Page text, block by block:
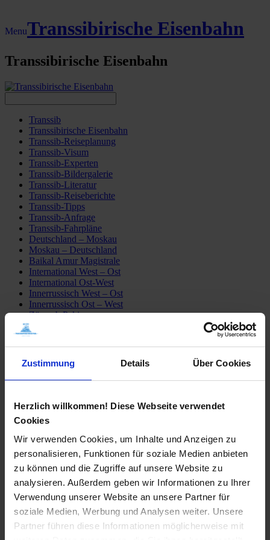
Zustimmung Details Über Cookies
Herzlich willkommen! Diese Webseite verwendet
Cookies
Wir verwenden Cookies, um Inhalte und Anzeigen zu
personalisieren, Funktionen für soziale Medien anbieten
zu können und die Zugriffe auf unsere Website zu
analysieren. Außerdem geben wir Informationen zu Ihrer
Verwendung unserer Website an unsere Partner für
soziale Medien, Werbung und Analysen weiter. Unsere
Partner führen diese Informationen möglicherweise mit
MenuTranssibirische Eisenbahn
Transsibirische Eisenbahn
Transsib
Transsibirische Eisenbahn
Transsib-Reiseplanung
Transsib-Visum
Transsib-Experten
Transsib-Bildergalerie
Transsib-Literatur
Transsib-Reiseberichte
Transsib-Tipps
Transsib-Anfrage
Transsib-Fahrpläne
Deutschland – Moskau
Moskau – Deutschland
Baikal Amur Magistrale
International West – Ost
International Ost-West
Innerrussisch West – Ost
Innerrussisch Ost – West
Züge ab Peking
Detailfahrpläne
Transsib Preise & Kosten
Preise
Hotel
Privatunterkunft
Tagesausflüge
Sibirien erleben
Fähre Wladiwostok – Japan
Mögliche Transsib Routen
Alle Routen
Moskau – Peking
Peking – Moskau
St. Petersburg – Irkutsk
Moskau – Ulaan Baatar
Moskau – Wladiwostok
Transsib-Gruppenreisen
Im Linienzug
Im Sonderzug Zarengold
Katalogbestellung